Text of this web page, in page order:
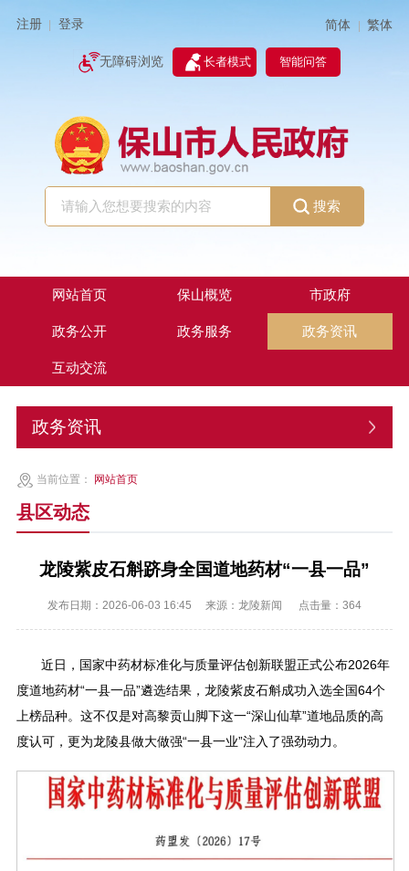
注册 登录 简体 | 繁体
无障碍浏览 长者模式 智能问答
搜索
网站首页 保山概览 市政府
政务公开 政务服务 政务资讯
互动交流
政务资讯
当前位置： 网站首页
县区动态
龙陵紫皮石斛跻身全国道地药材“一县一品”
发布日期：2026-06-03 16:45 来源：龙陵新闻 点击量： 364
近日，国家中药材标准化与质量评估创新联盟正式公布2026年
度道地药材“一县一品”遴选结果，龙陵紫皮石斛成功入选全国64个
上榜品种。这不仅是对高黎贡山脚下这一“深山仙草”道地品质的高
度认可，更为龙陵县做大做强“一县一业”注入了强劲动力。